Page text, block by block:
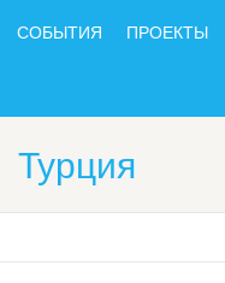
СОБЫТИЯ ПРОЕКТЫ
Турция